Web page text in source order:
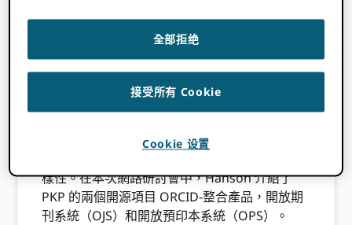
務提供者可實現快速、簡單的註冊表互通性
了我們最近由系統開發人員 Erik Hanson 主持的
「實現價值」網路研討會公共知識項目
（PKP），你可以在這裡觀看重播.
PKP 是一個研究和開發項目，旨在創建和支持開
樣性。在本次網路研討會中，Hanson 介紹了
PKP 的兩個開源項目 ORCID-整合產品，開放期
刊系統（OJS）和開放預印本系統（OPS）。
全部拒绝
接受所有 Cookie
Cookie 设置